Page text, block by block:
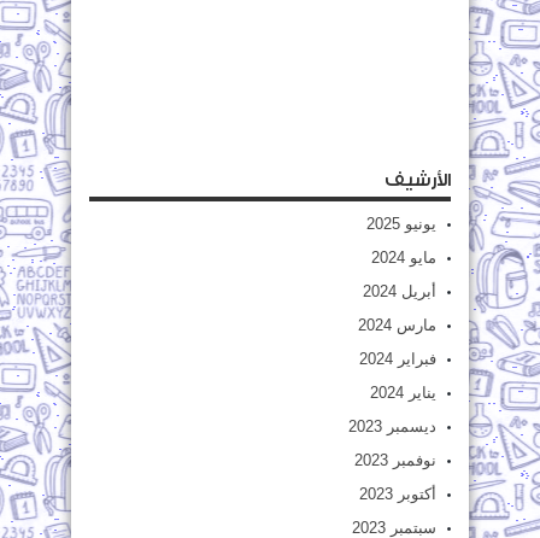
الأرشيف
يونيو 2025
مايو 2024
أبريل 2024
مارس 2024
فبراير 2024
يناير 2024
ديسمبر 2023
نوفمبر 2023
أكتوبر 2023
سبتمبر 2023